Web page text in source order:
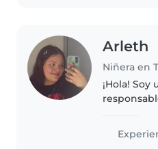
Arleth
Niñera en
¡Hola!
Aunque
infantil,